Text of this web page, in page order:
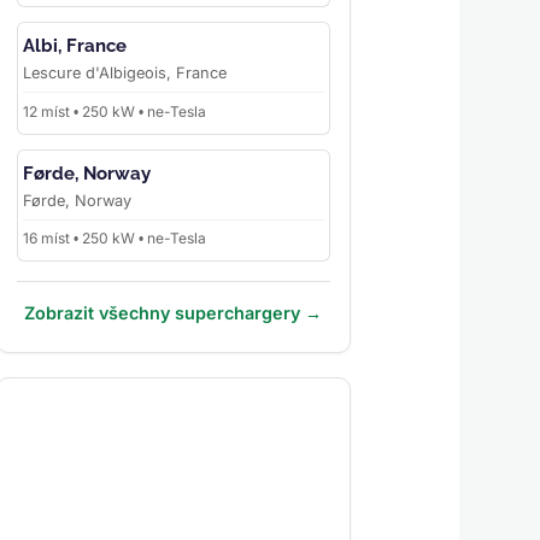
Albi, France
Lescure d'Albigeois, France
12 míst • 250 kW • ne-Tesla
Førde, Norway
Førde, Norway
16 míst • 250 kW • ne-Tesla
Zobrazit všechny superchargery →